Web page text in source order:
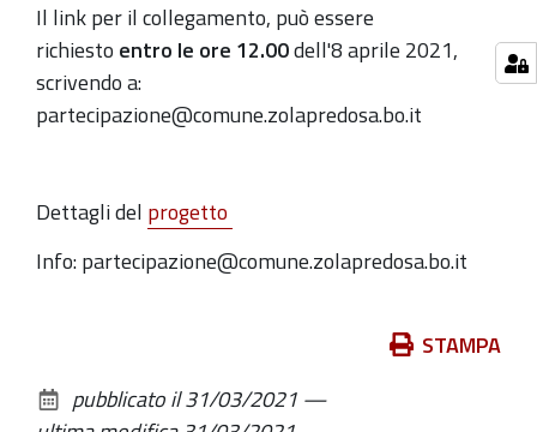
Il link per il collegamento, può essere
richiesto entro le ore 12.00dell'8 aprile 2021,
scrivendo a:
partecipazione@comune.zolapredosa.bo.it
Dettagli del progetto
Info: partecipazione@comune.zolapredosa.bo.it
documento
STAMPA
pubblicato il31/03/2021 —